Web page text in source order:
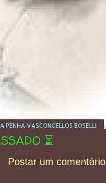
PENHA VASCONCELLOS BOSELLI
⏳
Postar um comentário